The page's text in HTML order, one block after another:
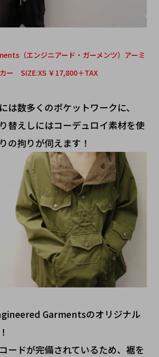
（エンジニアード・ガーメンツ）アーミ
ー SIZE:XS ￥17,800＋TAX
は数多くのポケットワークに、
替えしにはコーデュロイ素材を使
の拘りが伺えます！
Garmentsのオリジナル
ードが完備されているため、裾を